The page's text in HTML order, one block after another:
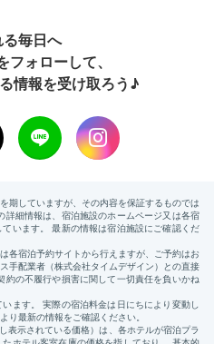
毎日へ
ォローして、
情報を受け取ろう♪